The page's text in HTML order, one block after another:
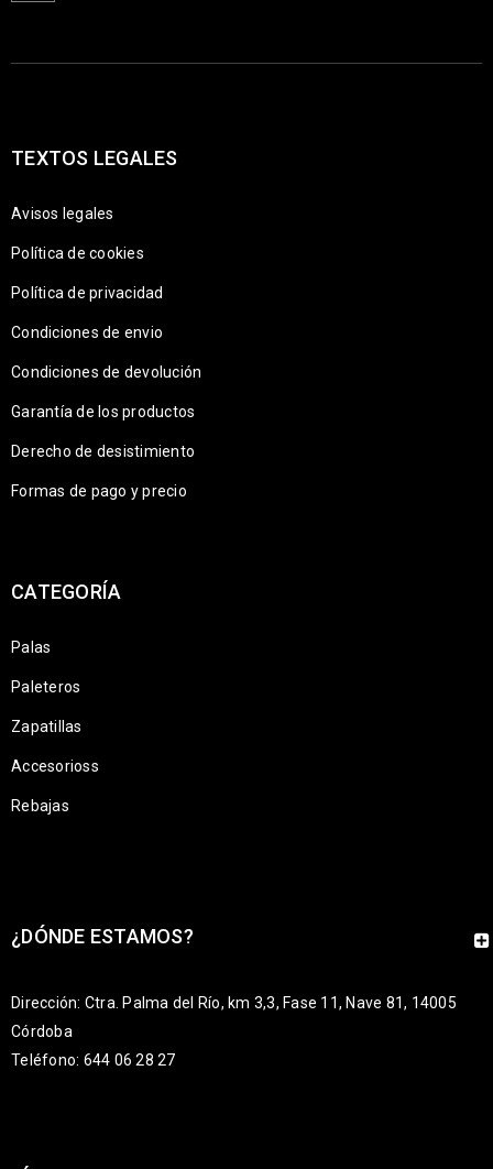
TEXTOS LEGALES
Avisos legales
Política de cookies
Política de privacidad
Condiciones de envio
Condiciones de devolución
Garantía de los productos
Derecho de desistimiento
Formas de pago y precio
CATEGORÍA
Palas
Paleteros
Zapatillas
Accesorioss
Rebajas
¿DÓNDE ESTAMOS?
Dirección: Ctra. Palma del Río, km 3,3, Fase 11, Nave 81, 14005
Córdoba
Teléfono: 644 06 28 27